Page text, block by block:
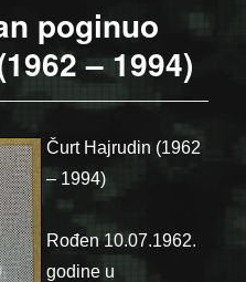
poginuo
– 1994)
Čurt Hajrudin (1962
– 1994)
Rođen 10.07.1962.
godine u